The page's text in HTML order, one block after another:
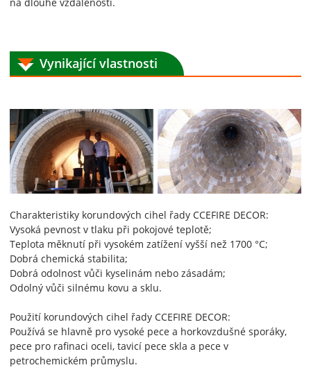
Vynikající vlastnosti
Charakteristiky korundových cihel řady CCEFIRE DECOR:
Vysoká pevnost v tlaku při pokojové teplotě;
Teplota měknutí při vysokém zatížení vyšší než 1700 °C;
Dobrá chemická stabilita;
Dobrá odolnost vůči kyselinám nebo zásadám;
Odolný vůči silnému kovu a sklu.
Použití korundových cihel řady CCEFIRE DECOR:
Používá se hlavně pro vysoké pece a horkovzdušné sporáky,
pece pro rafinaci oceli, tavicí pece skla a pece v
petrochemickém průmyslu.